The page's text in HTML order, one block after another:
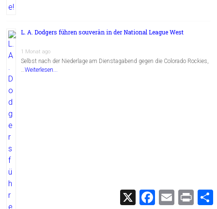
L. A. Dodgers führen souverän in der National League West
1 Monat ago
Selbst nach der Niederlage am Dienstagabend gegen die Colorado Rockies,
…Weiterlesen...
X
F
E
m
P